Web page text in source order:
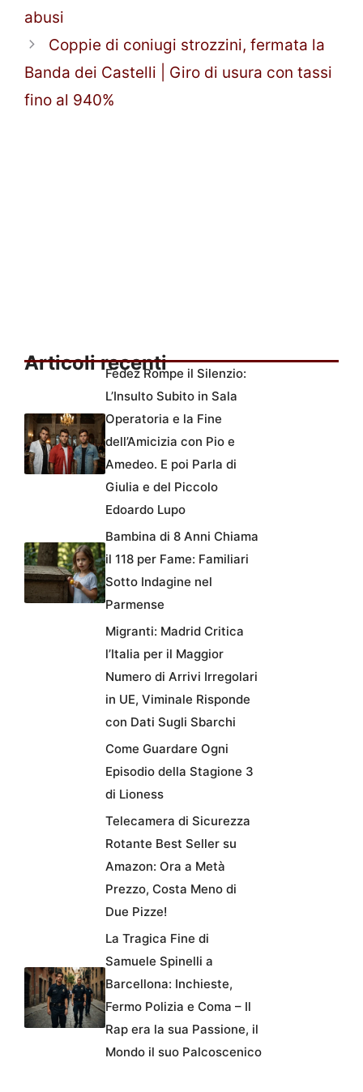
abusi
Coppie di coniugi strozzini, fermata la
Banda dei Castelli | Giro di usura con tassi
fino al 940%
Articoli recentiFedez Rompe il Silenzio:
L’Insulto Subito in Sala
Operatoria e la Fine
dell’Amicizia con Pio e
Amedeo. E poi Parla di
Giulia e del Piccolo
Edoardo Lupo
Bambina di 8 Anni Chiama
il 118 per Fame: Familiari
Sotto Indagine nel
Parmense
Migranti: Madrid Critica
l’Italia per il Maggior
Numero di Arrivi Irregolari
in UE, Viminale Risponde
con Dati Sugli Sbarchi
Come Guardare Ogni
Episodio della Stagione 3
di Lioness
Telecamera di Sicurezza
Rotante Best Seller su
Amazon: Ora a Metà
Prezzo, Costa Meno di
Due Pizze!
La Tragica Fine di
Samuele Spinelli a
Barcellona: Inchieste,
Fermo Polizia e Coma – Il
Rap era la sua Passione, il
Mondo il suo Palcoscenico